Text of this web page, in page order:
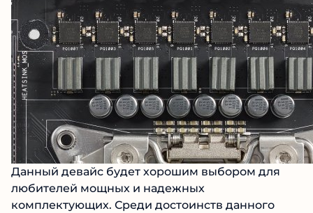
Данный девайс будет хорошим выбором для
любителей мощных и надежных
комплектующих. Среди достоинств данного